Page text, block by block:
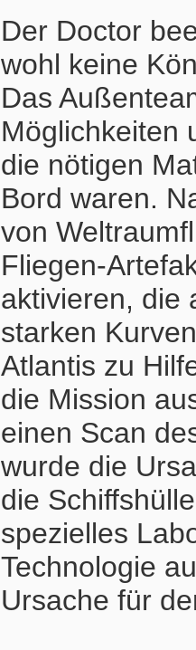
Der Doctor
wohl keine
Das
Möglichkeiten
die nötigen
Bord waren.
von
Fliegen-
aktivieren, die
starken
Atlantis zu
die Mission
einen Scan
wurde die
die
spezielles
Technologie
Ursache für